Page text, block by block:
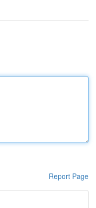
Report Page